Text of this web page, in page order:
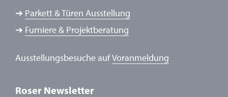
➔ Parkett & Türen Ausstellung
➔ Furniere & Projektberatung
Ausstellungsbesuche aufVoranmeldung
Roser Newsletter